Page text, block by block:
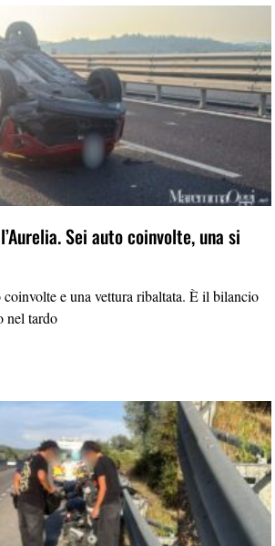
Sei auto coinvolte, una si
e una vettura ribaltata. È il bilancio
nel tardo